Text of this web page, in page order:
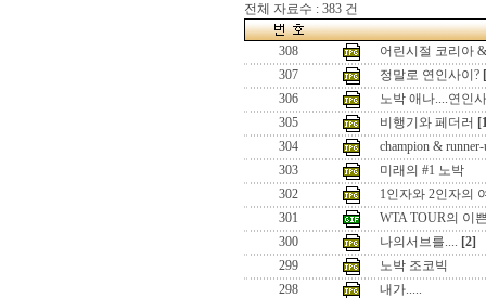
전체 자료수 : 383 건
308
어린시절 코리아
307
정말로 연인사이?
306
노박 애나....연인
305
비행기와 페더러
304
champion & runner-
303
미래의 #1 노박
302
1인자와 2인자의
301
WTA TOUR의 이
300
나의서브를.... [2]
299
노박 조코빅
298
내가.....